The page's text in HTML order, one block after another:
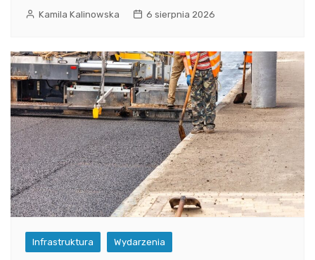
Kamila Kalinowska 6 sierpnia 2026
Infrastruktura Wydarzenia